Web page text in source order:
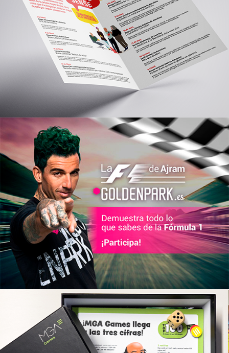
Museu d’Arqueologia de Catalunya
Campanyes culturals Estratègia de marketing i
branding
GoldenPark
Estratègia de marketing i branding